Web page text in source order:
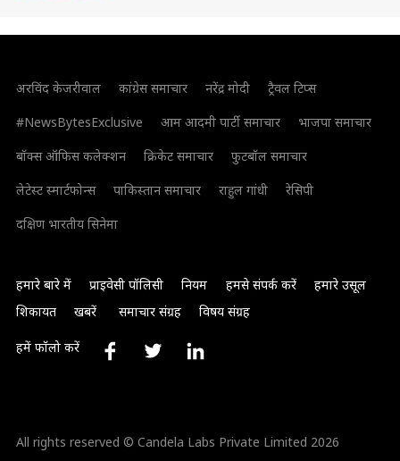
अरविंद केजरीवाल कांग्रेस समाचार नरेंद्र मोदी
ट्रैवल टिप्स
#NewsBytesExclusive
आम आदमी पार्टी समाचार
भाजपा समाचार
बॉक्स ऑफिस कलेक्शन
क्रिकेट समाचार
फुटबॉल समाचार
लेटेस्ट स्मार्टफोन्स
पाकिस्तान समाचार राहुल गांधी
रेसिपी
दक्षिण भारतीय सिनेमा
हमारे बारे में प्राइवेसी पॉलिसी नियम हमसे संपर्क करें
हमारे उसूल
शिकायत
खबरें समाचार संग्रह विषय संग्रह
हमें फॉलो करें
All rights reserved © Candela Labs Private Limited 2026